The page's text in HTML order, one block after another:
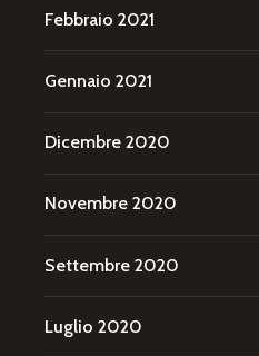
Febbraio 2021
Gennaio 2021
Dicembre 2020
Novembre 2020
Settembre 2020
Luglio 2020